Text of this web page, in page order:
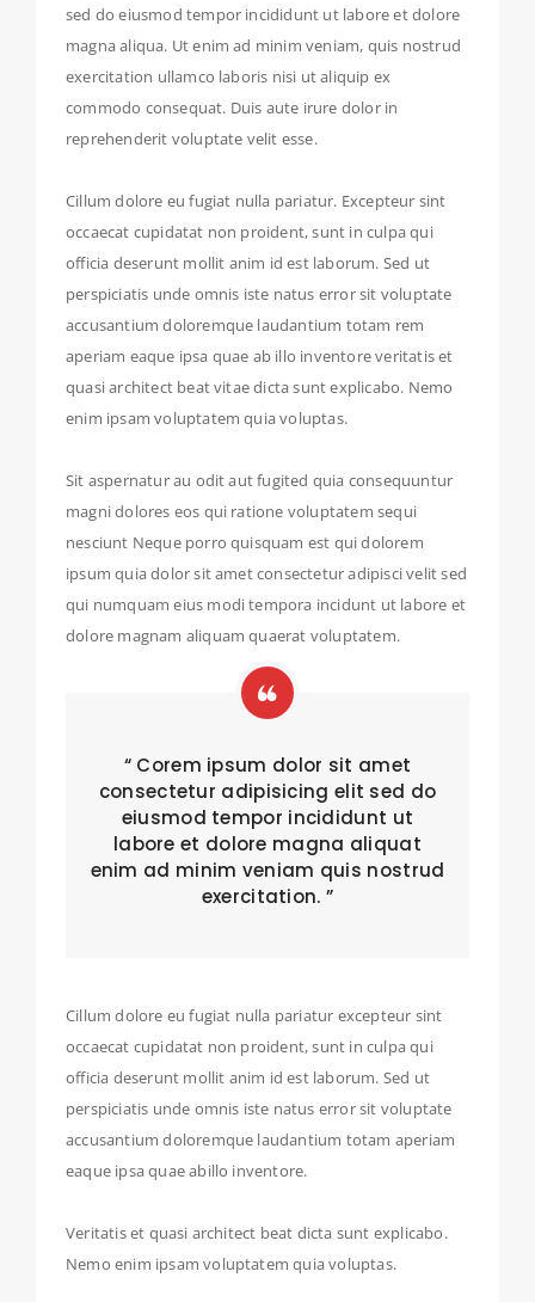
sed do eiusmod tempor incididunt ut labore et dolore
magna aliqua. Ut enim ad minim veniam, quis nostrud
exercitation ullamco laboris nisi ut aliquip ex
commodo consequat. Duis aute irure dolor in
reprehenderit voluptate velit esse.
Cillum dolore eu fugiat nulla pariatur. Excepteur sint
occaecat cupidatat non proident, sunt in culpa qui
officia deserunt mollit anim id est laborum. Sed ut
perspiciatis unde omnis iste natus error sit voluptate
accusantium doloremque laudantium totam rem
aperiam eaque ipsa quae ab illo inventore veritatis et
quasi architect beat vitae dicta sunt explicabo. Nemo
enim ipsam voluptatem quia voluptas.
Sit aspernatur au odit aut fugited quia consequuntur
magni dolores eos qui ratione voluptatem sequi
nesciunt Neque porro quisquam est qui dolorem
ipsum quia dolor sit amet consectetur adipisci velit sed
qui numquam eius modi tempora incidunt ut labore et
dolore magnam aliquam quaerat voluptatem.
“ Corem ipsum dolor sit amet
consectetur adipisicing elit sed do
eiusmod tempor incididunt ut
labore et dolore magna aliquat
enim ad minim veniam quis nostrud
exercitation. ”
Cillum dolore eu fugiat nulla pariatur excepteur sint
occaecat cupidatat non proident, sunt in culpa qui
officia deserunt mollit anim id est laborum. Sed ut
perspiciatis unde omnis iste natus error sit voluptate
accusantium doloremque laudantium totam aperiam
eaque ipsa quae abillo inventore.
Veritatis et quasi architect beat dicta sunt explicabo.
Nemo enim ipsam voluptatem quia voluptas.